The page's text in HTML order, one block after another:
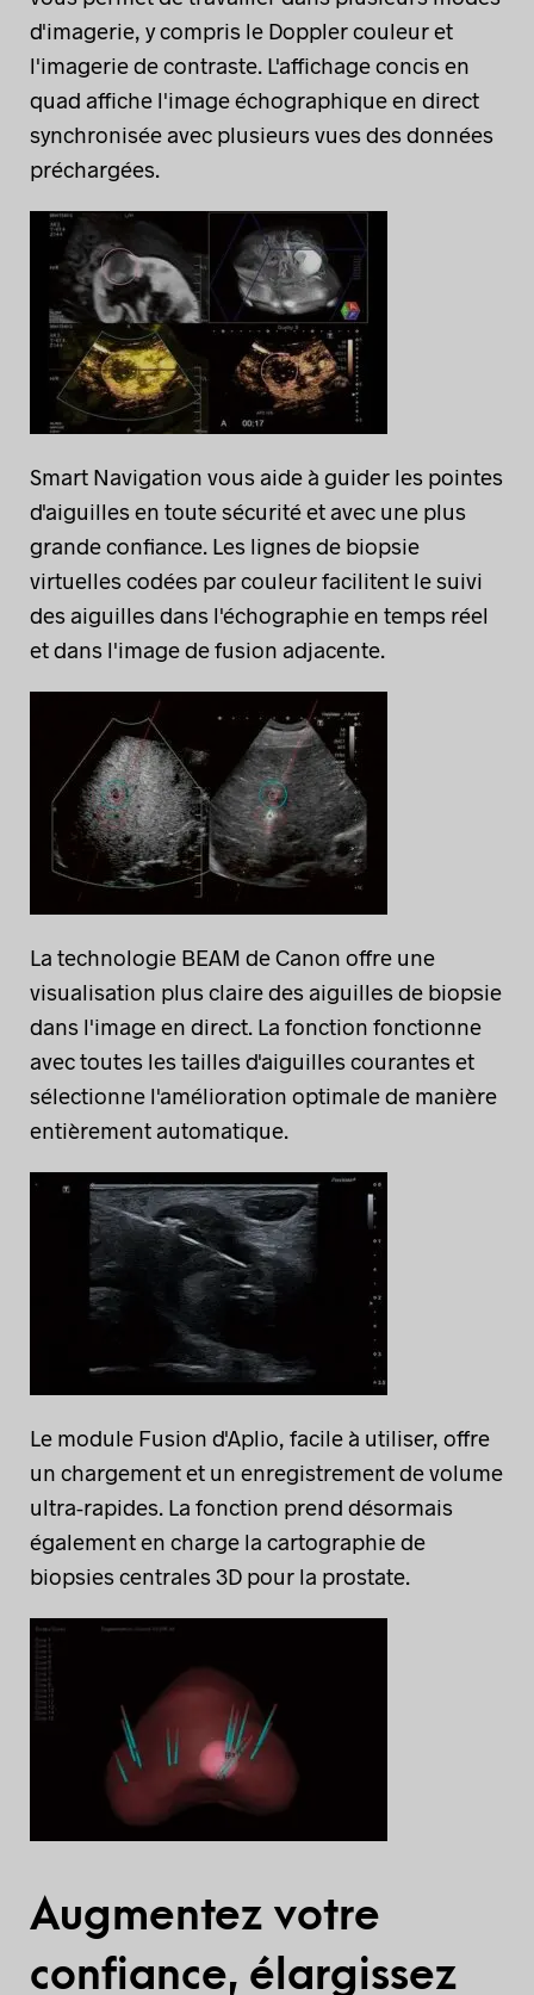
d'imagerie, y compris le Doppler couleur et
l'imagerie de contraste. L'affichage concis en
quad affiche l'image échographique en direct
synchronisée avec plusieurs vues des données
préchargées.
Smart Navigation vous aide à guider les pointes
d'aiguilles en toute sécurité et avec une plus
grande confiance. Les lignes de biopsie
virtuelles codées par couleur facilitent le suivi
des aiguilles dans l'échographie en temps réel
et dans l'image de fusion adjacente.
La technologie BEAM de Canon offre une
visualisation plus claire des aiguilles de biopsie
dans l'image en direct. La fonction fonctionne
avec toutes les tailles d'aiguilles courantes et
sélectionne l'amélioration optimale de manière
entièrement automatique.
Le module Fusion d'Aplio, facile à utiliser, offre
un chargement et un enregistrement de volume
ultra-rapides. La fonction prend désormais
également en charge la cartographie de
biopsies centrales 3D pour la prostate.
Augmentez votre
confiance, élargissez